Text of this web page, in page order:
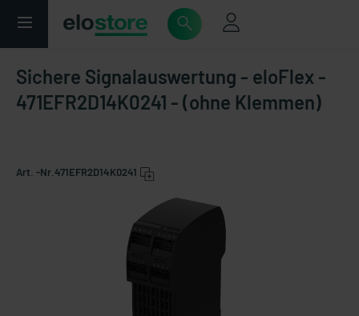
Sichere Signalauswertung - eloFlex -
471EFR2D14K0241 - (ohne Klemmen)
Art. -Nr. 471EFR2D14K0241